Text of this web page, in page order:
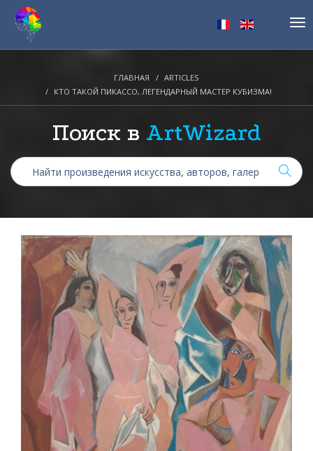
ГЛАВНАЯ
ARTICLES
КТО ТАКОЙ ПИКАССО, ЛЕГЕНДАРНЫЙ МАСТЕР КУБИЗМА!
Поиск в ArtWizard